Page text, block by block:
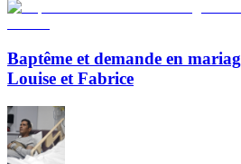
Baptême et demande en
Louise et Fabrice